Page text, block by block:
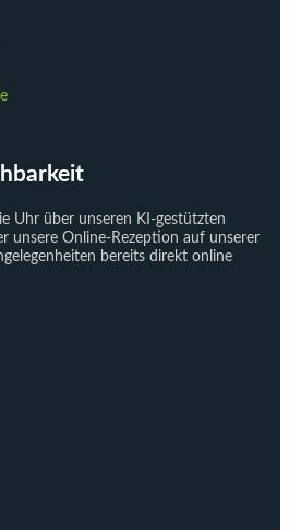
Uhr über unseren KI-gestützten
unsere Online-Rezeption auf unserer
bereits direkt online